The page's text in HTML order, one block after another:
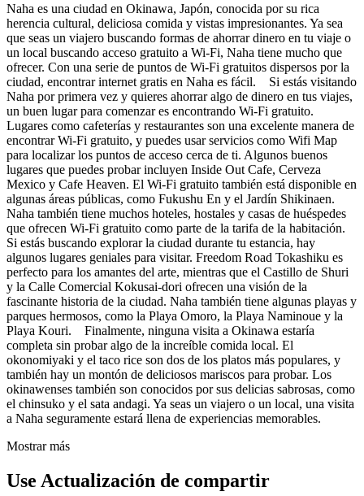
Naha es una ciudad en Okinawa, Japón, conocida por su rica
herencia cultural, deliciosa comida y vistas impresionantes. Ya sea
que seas un viajero buscando formas de ahorrar dinero en tu viaje o
un local buscando acceso gratuito a Wi-Fi, Naha tiene mucho que
ofrecer. Con una serie de puntos de Wi-Fi gratuitos dispersos por la
ciudad, encontrar internet gratis en Naha es fácil. Si estás visitando
Naha por primera vez y quieres ahorrar algo de dinero en tus viajes,
un buen lugar para comenzar es encontrando Wi-Fi gratuito.
Lugares como cafeterías y restaurantes son una excelente manera de
encontrar Wi-Fi gratuito, y puedes usar servicios como Wifi Map
para localizar los puntos de acceso cerca de ti. Algunos buenos
lugares que puedes probar incluyen Inside Out Cafe, Cerveza
Mexico y Cafe Heaven. El Wi-Fi gratuito también está disponible en
algunas áreas públicas, como Fukushu En y el Jardín Shikinaen.
Naha también tiene muchos hoteles, hostales y casas de huéspedes
que ofrecen Wi-Fi gratuito como parte de la tarifa de la habitación.
Si estás buscando explorar la ciudad durante tu estancia, hay
algunos lugares geniales para visitar. Freedom Road Tokashiku es
perfecto para los amantes del arte, mientras que el Castillo de Shuri
y la Calle Comercial Kokusai-dori ofrecen una visión de la
fascinante historia de la ciudad. Naha también tiene algunas playas y
parques hermosos, como la Playa Omoro, la Playa Naminoue y la
Playa Kouri. Finalmente, ninguna visita a Okinawa estaría
completa sin probar algo de la increíble comida local. El
okonomiyaki y el taco rice son dos de los platos más populares, y
también hay un montón de deliciosos mariscos para probar. Los
okinawenses también son conocidos por sus delicias sabrosas, como
el chinsuko y el sata andagi. Ya seas un viajero o un local, una visita
a Naha seguramente estará llena de experiencias memorables.
Mostrar más
Use Actualización de compartir